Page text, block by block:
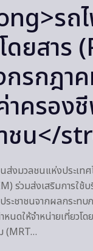
รถ
ดยสาร
รกฎาค
าครอง
ชน</
ส่งมวลชนแห่งประเท
ร่วมส่งเสริมการใช้
ะชาชนจากผลกระทบ
นดให้จำหน่ายเที่ยวโ
(MRT…